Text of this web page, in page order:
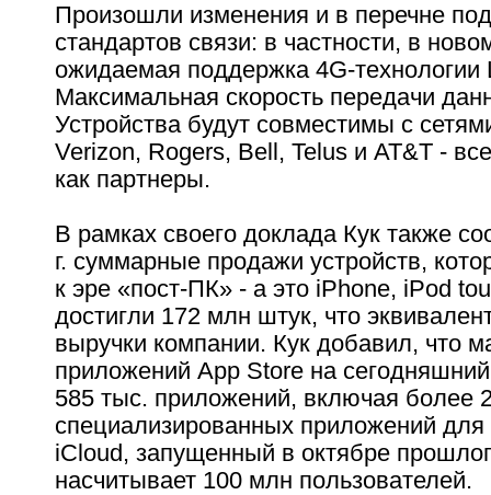
Произошли изменения и в перечне
стандартов связи: в частности, в
ожидаемая поддержка 4G-технологии
Максимальная скорость передачи
Устройства будут совместимы с
Verizon, Rogers, Bell, Telus и AT&T -
как партнеры.
В рамках своего доклада Кук также
г. суммарные продажи устройств,
к эре «пост-ПК» - а это iPhone, iPod
достигли 172 млн штук, что
выручки компании. Кук добавил, что
приложений App Store на
585 тыс. приложений, включая более
специализированных приложений для
iCloud, запущенный в октябре
насчитывает 100 млн пользователей.